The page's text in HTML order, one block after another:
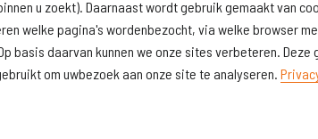
u zoekt). Daarnaast wordt gebruik gemaakt van
welke pagina's wordenbezocht, via welke browser
basis daarvan kunnen we onze sites verbeteren. Deze
om uwbezoek aan onze site te analyseren.